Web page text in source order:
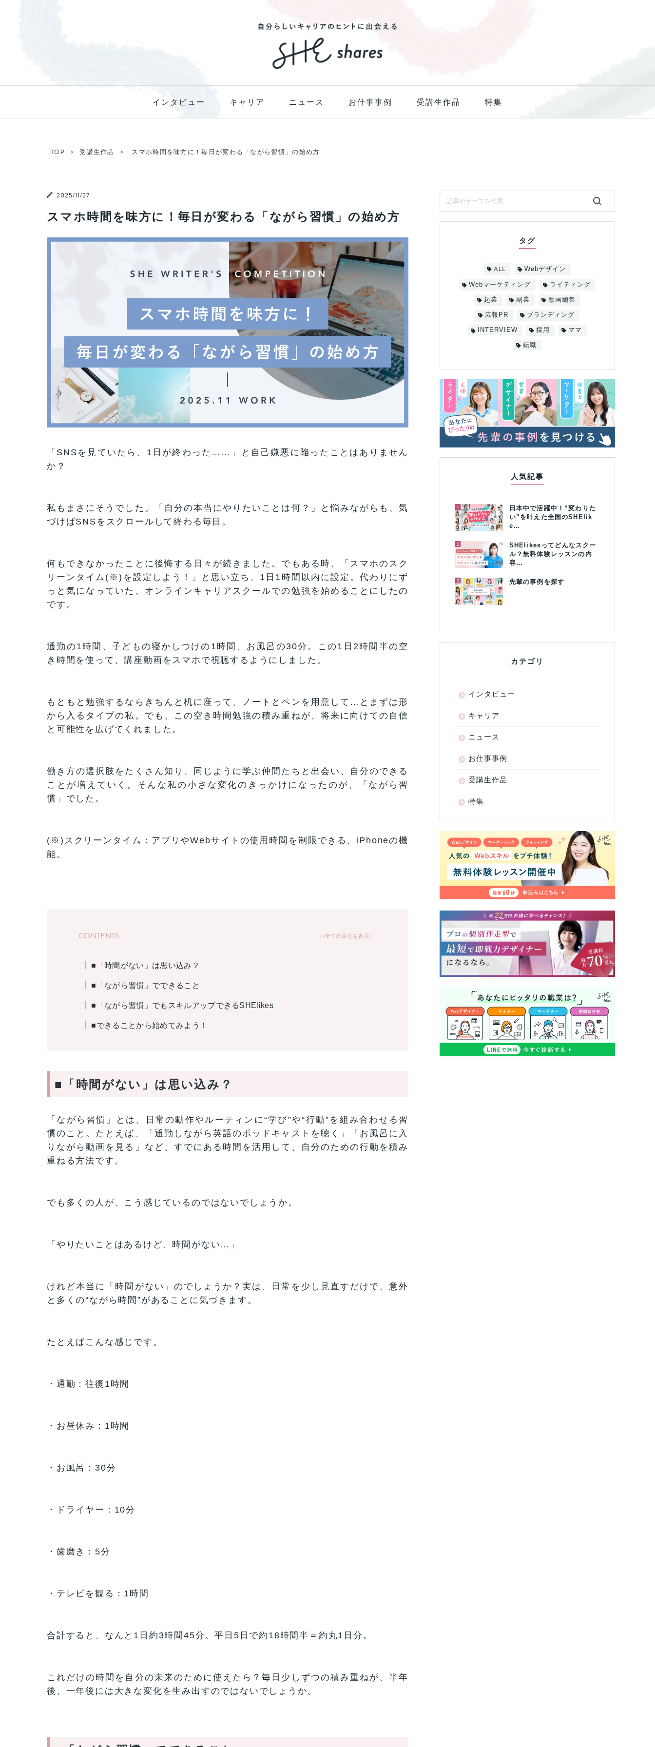
インタビュー キャリア ニュース お仕事事例 受講生作品 特集
TOP 受講生作品 スマホ時間を味方に！毎日が変わる「ながら習慣」の始め方
2025/11/27
スマホ時間を味方に！毎日が変わる「ながら習慣」の始め方
「SNSを見ていたら、1日が終わった……」と自己嫌悪に陥ったことはありません
か？
私もまさにそうでした。「自分の本当にやりたいことは何？」と悩みながらも、気
づけばSNSをスクロールして終わる毎日。
何もできなかったことに後悔する日々が続きました。でもある時、「スマホのスク
リーンタイム(※)を設定しよう！」と思い立ち、1日1時間以内に設定。代わりにず
っと気になっていた、オンラインキャリアスクールでの勉強を始めることにしたの
です。
通勤の1時間、子どもの寝かしつけの1時間、お風呂の30分。この1日2時間半の空
き時間を使って、講座動画をスマホで視聴するようにしました。
もともと勉強するならきちんと机に座って、ノートとペンを用意して…とまずは形
から入るタイプの私。でも、この空き時間勉強の積み重ねが、将来に向けての自信
と可能性を広げてくれました。
働き方の選択肢をたくさん知り、同じように学ぶ仲間たちと出会い、自分のできる
ことが増えていく。そんな私の小さな変化のきっかけになったのが、「ながら習
慣」でした。
(※)スクリーンタイム：アプリやWebサイトの使用時間を制限できる、iPhoneの機
能。
+全ての目次を表示
CONTENTS
■「時間がない」は思い込み？
■「ながら習慣」でできること
■「ながら習慣」でもスキルアップできるSHElikes
■できることから始めてみよう！
■「時間がない」は思い込み？
「ながら習慣」とは、日常の動作やルーティンに“学び”や“行動”を組み合わせる習
慣のこと。たとえば、「通勤しながら英語のポッドキャストを聴く」「お風呂に入
りながら動画を見る」など、すでにある時間を活用して、自分のための行動を積み
重ねる方法です。
でも多くの人が、こう感じているのではないでしょうか。
「やりたいことはあるけど、時間がない…」
けれど本当に「時間がない」のでしょうか？実は、日常を少し見直すだけで、意外
と多くの“ながら時間”があることに気づきます。
たとえばこんな感じです。
・通勤：往復1時間
・お昼休み：1時間
・お風呂：30分
・ドライヤー：10分
・歯磨き：5分
・テレビを観る：1時間
合計すると、なんと1日約3時間45分。平日5日で約18時間半＝約丸1日分。
これだけの時間を自分の未来のために使えたら？毎日少しずつの積み重ねが、半年
後、一年後には大きな変化を生み出すのではないでしょうか。
タグ
ALL Webデザイン
Webマーケティング ライティング
起業 副業 動画編集
広報PR ブランディング
INTERVIEW 採用 ママ
転職
人気記事
1
日本中で活躍中！“変わりた
い”を叶えた全国のSHElik
e…
2
SHElikesってどんなスクー
ル？無料体験レッスンの内
容…
3 先輩の事例を探す
カテゴリ
インタビュー
キャリア
ニュース
お仕事事例
受講生作品
特集